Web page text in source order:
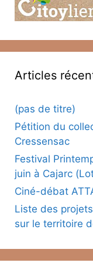
Articles
(pas de titre)
Pétition du
Cressensac
Festival
juin à Cajarc
Ciné-débat
Liste des
sur le territoire